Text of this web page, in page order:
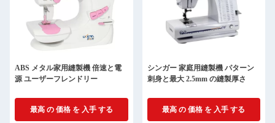
ABS メタル家用縫製機 倍速と電
源 ユーザーフレンドリー
最高 の 価格 を 入手 する
シンガー 家庭用縫製機 パターン
刺身と最大 2.5mm の縫製厚さ
最高 の 価格 を 入手 する